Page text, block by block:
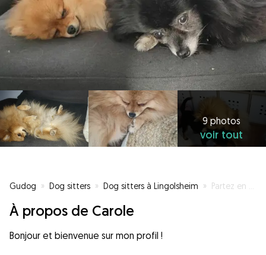
9 photos
voir tout
Gudog » Dog sitters » Dog sitters à Lingolsheim » Partez en toute tranquillité !
À propos de Carole
Bonjour et bienvenue sur mon profil !